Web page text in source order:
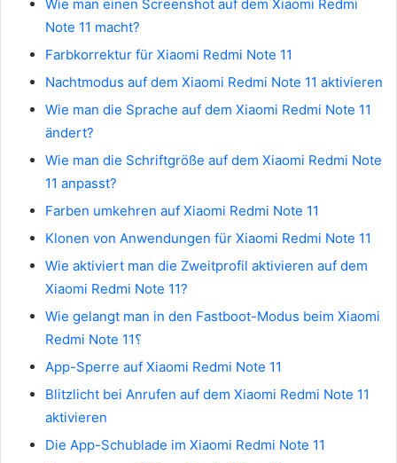
Wie man einen Screenshot auf dem Xiaomi Redmi
Note 11 macht?
Farbkorrektur für Xiaomi Redmi Note 11
Nachtmodus auf dem Xiaomi Redmi Note 11 aktivieren
Wie man die Sprache auf dem Xiaomi Redmi Note 11
ändert?
Wie man die Schriftgröße auf dem Xiaomi Redmi Note
11 anpasst?
Farben umkehren auf Xiaomi Redmi Note 11
Klonen von Anwendungen für Xiaomi Redmi Note 11
Wie aktiviert man die Zweitprofil aktivieren auf dem
Xiaomi Redmi Note 11?
Wie gelangt man in den Fastboot-Modus beim Xiaomi
Redmi Note 11؟
App-Sperre auf Xiaomi Redmi Note 11
Blitzlicht bei Anrufen auf dem Xiaomi Redmi Note 11
aktivieren
Die App-Schublade im Xiaomi Redmi Note 11